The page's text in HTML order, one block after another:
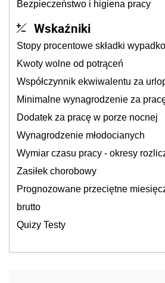
Bezpieczeństwo i higiena pracy
Wskaźniki
Stopy procentowe składki
Kwoty wolne od potrąceń
Współczynnik ekwiwalentu za
Minimalne wynagrodzenie za
Dodatek za pracę w porze nocnej
Wynagrodzenie młodocianych
Wymiar czasu pracy - okresy
Zasiłek chorobowy
Prognozowane przeciętne
brutto
Quizy Testy